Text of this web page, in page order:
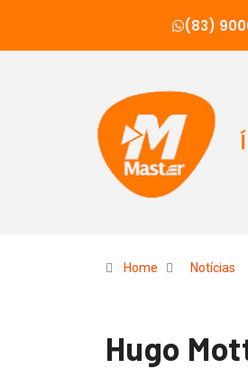
(83)
Home Notícias
Hugo